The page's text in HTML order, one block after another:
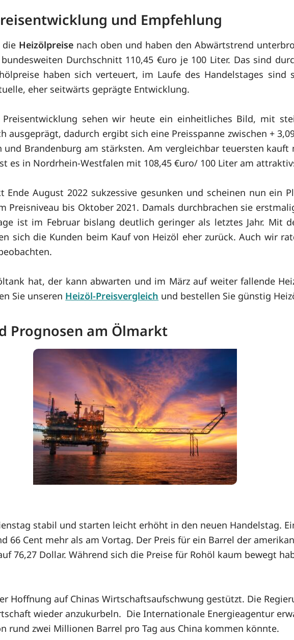
und Empfehlung
die Heizölpreisenach oben und haben den Abwärtstrend
Durchschnitt 110,45 €uro je 100 Liter. Das sind
haben sich verteuert, im Laufe des Handelstages sind
eher seitwärts geprägte Entwicklung.
sehen wir heute ein einheitliches Bild, mit
dadurch ergibt sich eine Preisspanne zwischen +
Brandenburg am stärksten. Am vergleichbar teuersten
es in Nordrhein-Westfalen mit 108,45 €uro/ 100 Liter am
August 2022 sukzessive gesunken und scheinen nun ein
Preisniveau bis Oktober 2021. Damals durchbrachen sie
ist im Februar bislang deutlich geringer als letztes Jahr. Mit
sich die Kunden beim Kauf von Heizöl eher zurück. Auch wir
hat, der kann abwarten und im März auf weiter fallende
Sie unseren Heizöl-Preisvergleich und bestellen Sie günstig
Prognosen am Ölmarkt
stabil und starten leicht erhöht in den neuen Handelstag.
66 Cent mehr als am Vortag. Der Preis für ein Barrel der
76,27 Dollar. Während sich die Preise für Rohöl kaum bewegt
Hoffnung auf Chinas Wirtschaftsaufschwung gestützt. Die
wieder anzukurbeln. Die Internationale Energieagentur
rund zwei Millionen Barrel pro Tag aus China kommen könnte.